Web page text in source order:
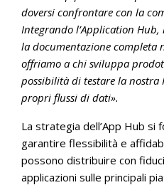
doversi confrontare con la
Integrando l’Application
la documentazione completa
offriamo a chi sviluppa
possibilità di testare la
propri flussi di dati».
La strategia dell’App Hub si
garantire flessibilità e
possono distribuire con
applicazioni sulle principali